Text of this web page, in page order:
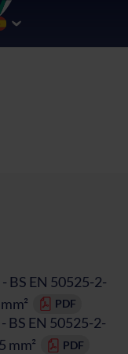
BS EN 50525-2-
PDF
BS EN 50525-2-
mm²
PDF